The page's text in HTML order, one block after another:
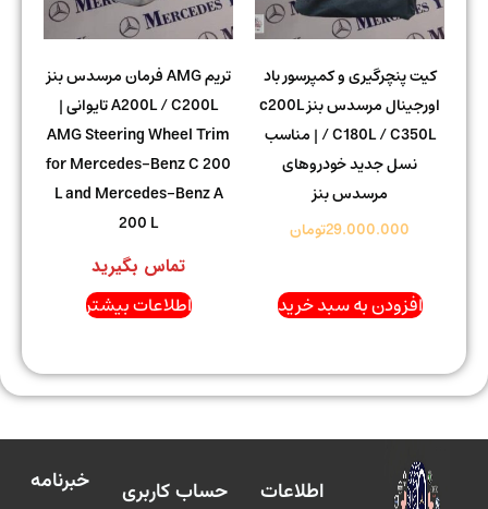
کیت پنچرگیری و کمپرسور باد
اورجینال مرسدس بنز c200L
/ C180L / C350L | مناسب
نسل جدید خودروهای
مرسدس بنز
29.000.000تومان
افزودن به سبد خرید
تریم AMG فرمان مرسدس بنز
A200L / C200L تایوانی |
AMG Steering Wheel Trim
for Mercedes-Benz C 200
L and Mercedes-Benz A
200 L
تماس بگیرید
اطلاعات بیشتر
اطلاعات
حساب کاربری
خبرنامه